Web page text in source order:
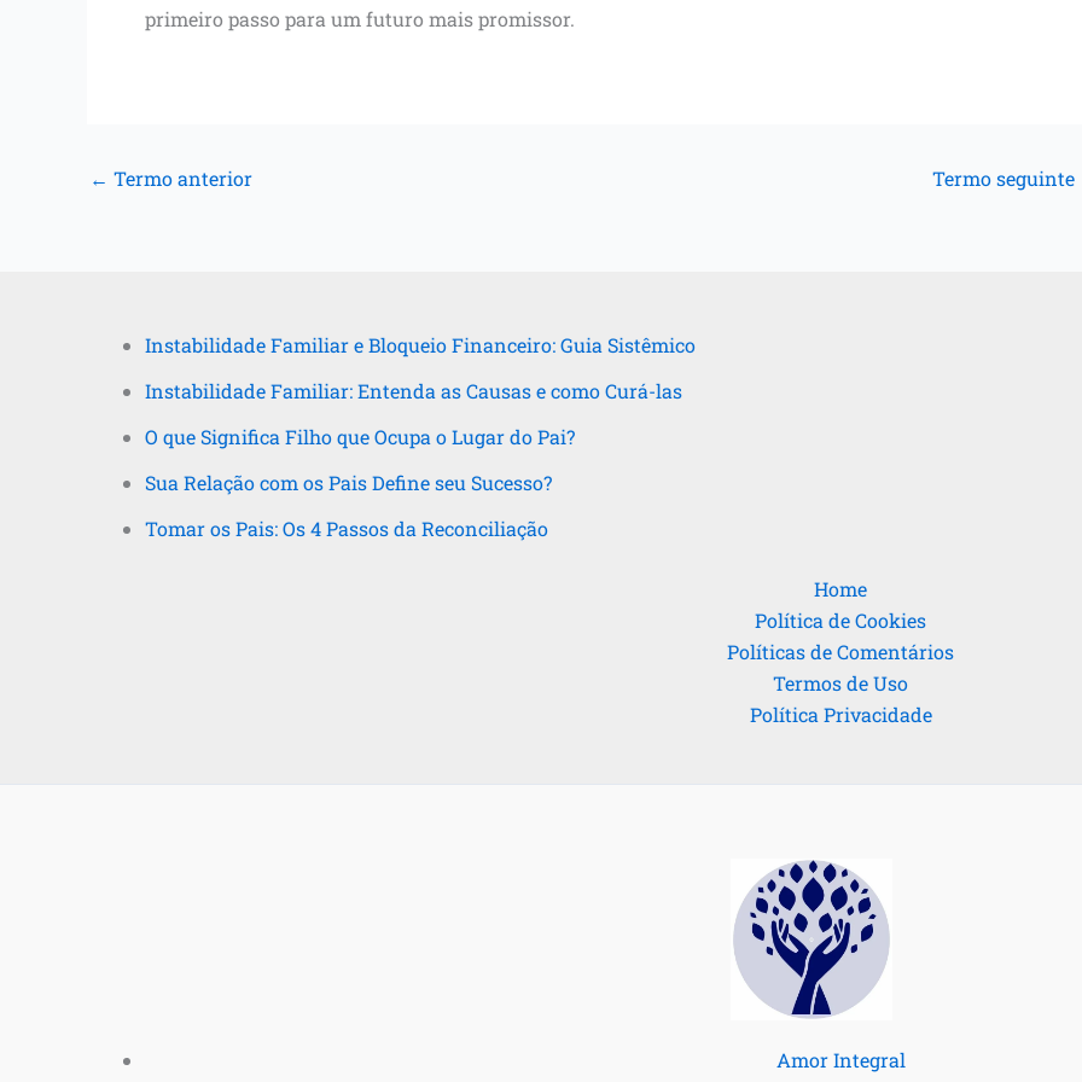
primeiro passo para um futuro mais promissor.
← Termo anterior Termo seguinte
Instabilidade Familiar e Bloqueio Financeiro: Guia Sistêmico
Instabilidade Familiar: Entenda as Causas e como Curá-las
O que Significa Filho que Ocupa o Lugar do Pai?
Sua Relação com os Pais Define seu Sucesso?
Tomar os Pais: Os 4 Passos da Reconciliação
Home
Política de Cookies
Políticas de Comentários
Termos de Uso
Política Privacidade
Amor Integral